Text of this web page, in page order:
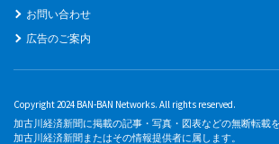
お問い合わせ
広告のご案内
Copyright 2024 BAN-BAN Networks. All rights reserved.
加古川経済新聞に掲載の記事・写真・図表などの無断転載
加古川経済新聞またはその情報提供者に属します。